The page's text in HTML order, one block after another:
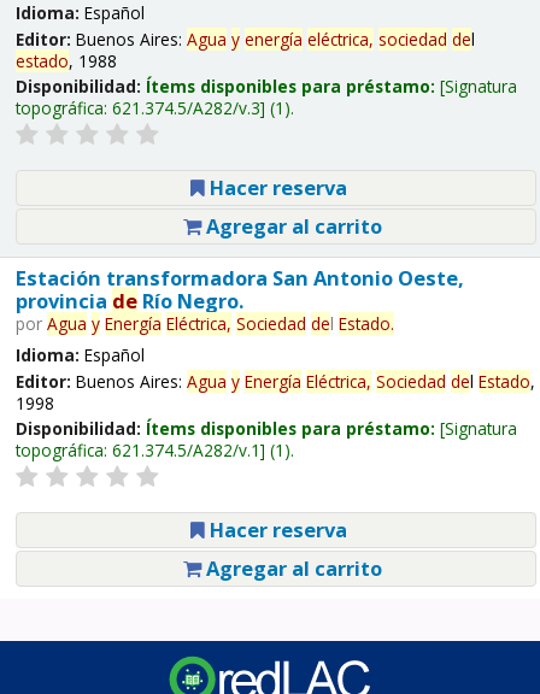
Idioma: Español
Editor: Buenos Aires: Agua y energía eléctrica, sociedad del
estado, 1988
Disponibilidad: Ítems disponibles para préstamo: Signatura
topográfica: 621.374.5/A282/v.3 (1).
Hacer reserva
Agregar al carrito
Estación transformadora San Antonio Oeste,
provincia deRío Negro.
por Agua y Energía Eléctrica, Sociedad del Estado.
Idioma: Español
Editor: Buenos Aires: Agua y Energía Eléctrica, Sociedad del Estado,
1998
Disponibilidad: Ítems disponibles para préstamo: Signatura
topográfica: 621.374.5/A282/v.1 (1).
Hacer reserva
Agregar al carrito